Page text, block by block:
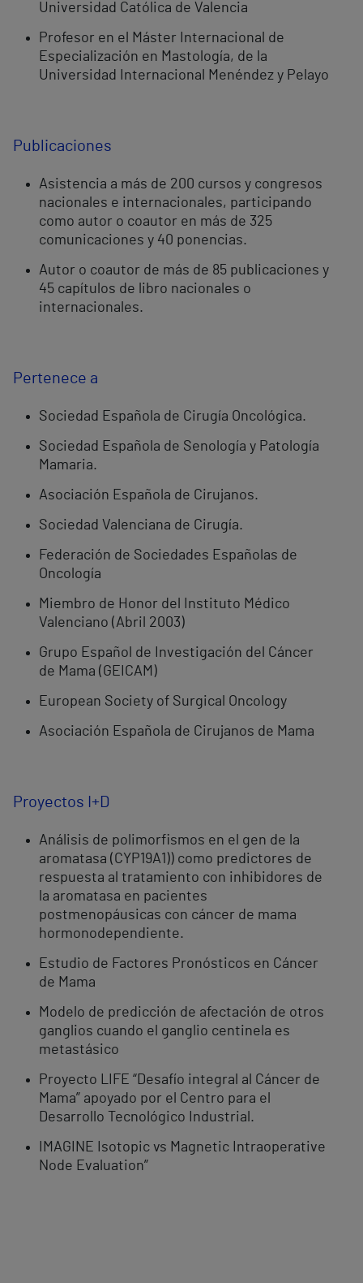
Universidad Católica de Valencia
Profesor en el Máster Internacional de
Especialización en Mastología, de la
Universidad Internacional Menéndez y Pelayo
Publicaciones
Asistencia a más de 200 cursos y congresos
nacionales e internacionales, participando
como autor o coautor en más de 325
comunicaciones y 40 ponencias.
Autor o coautor de más de 85 publicaciones y
45 capítulos de libro nacionales o
internacionales.
Pertenece a
Sociedad Española de Cirugía Oncológica.
Sociedad Española de Senología y Patología
Mamaria.
Asociación Española de Cirujanos.
Sociedad Valenciana de Cirugía.
Federación de Sociedades Españolas de
Oncología
Miembro de Honor del Instituto Médico
Valenciano (Abril 2003)
Grupo Español de Investigación del Cáncer
de Mama (GEICAM)
European Society of Surgical Oncology
Asociación Española de Cirujanos de Mama
Proyectos I+D
Análisis de polimorfismos en el gen de la
aromatasa (CYP19A1)) como predictores de
respuesta al tratamiento con inhibidores de
la aromatasa en pacientes
postmenopáusicas con cáncer de mama
hormonodependiente.
Estudio de Factores Pronósticos en Cáncer
de Mama
Modelo de predicción de afectación de otros
ganglios cuando el ganglio centinela es
metastásico
Proyecto LIFE “Desafío integral al Cáncer de
Mama” apoyado por el Centro para el
Desarrollo Tecnológico Industrial.
IMAGINE Isotopic vs Magnetic Intraoperative
Node Evaluation”